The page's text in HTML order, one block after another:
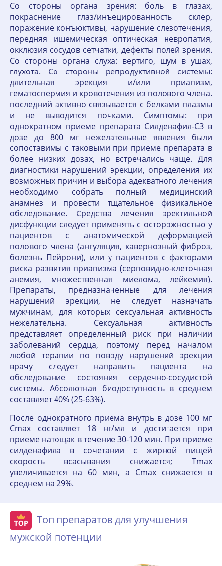
Со стороны органа зрения: боль в глазах,
покраснение глаз/инъецированность склер,
поражение конъюктивы, нарушение слезотечения,
передняя ишемическая оптическая невропатия,
окклюзия сосудов сетчатки, дефекты полей зрения.
Со стороны органа слуха: вертиго, шум в ушах,
глухота. Со стороны репродуктивной системы:
длительная эрекция и/или приапизм,
гематоспермия и кровотечения из полового члена.
последний активно связывается с белками плазмы
и не выводится почками. Симптомы: при
однократном приеме препарата Силденафил-СЗ в
дозе до 800 мг нежелательные явления были
сопоставимы с таковыми при приеме препарата в
более низких дозах, но встречались чаще. Для
диагностики нарушений эрекции, определения их
возможных причин и выбора адекватного лечения
необходимо собрать полный медицинский
анамнез и провести тщательное физикальное
обследование. Средства лечения эректильной
дисфункции следует применять с осторожностью у
пациентов с анатомической деформацией
полового члена (ангуляция, кавернозный фиброз,
болезнь Пейрони), или у пациентов с факторами
риска развития приапизма (серповидно-клеточная
анемия, множественная миелома, лейкемия).
Препараты, предназначенные для лечения
нарушений эрекции, не следует назначать
мужчинам, для которых сексуальная активность
нежелательна. Сексуальная активность
представляет определенный риск при наличии
заболеваний сердца, поэтому перед началом
любой терапии по поводу нарушений эрекции
врачу следует направить пациента на
обследование состояния сердечно-сосудистой
системы. Абсолютная биодоступность в среднем
составляет 40% (25-63%).
После однократного приема внутрь в дозе 100 мг
Cmax составляет 18 нг/мл и достигается при
приеме натощак в течение 30-120 мин. При приеме
силденафила в сочетании с жирной пищей
скорость всасывания снижается; Тmax
увеличивается на 60 мин, а Cmax снижается в
среднем на 29%.
Топ препаратов для улучшения
мужской потенции